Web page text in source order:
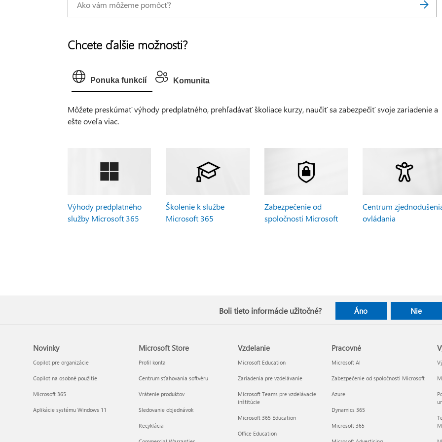
Chcete ďalšie možnosti?
Ponuka funkcií Komunita
Môžete preskúmať výhody predplatného, prehľadávať školiace kurzy, naučiť sa zabezpečiť svoje zariadenie a
ešte oveľa viac.
Výhody predplatného
služby Microsoft 365
Školenie k službe
Microsoft 365
Zabezpečenie od
spoločnosti Microsoft
Centrum
ovládania
Boli tieto informácie užitočné? Áno Nie
Novinky
Copilot pre organizácie
Copilot na osobné použitie
Microsoft 365
Aplikácie systému Windows 11
Microsoft Store
Profil konta
Centrum sťahovania softvéru
Vrátenie produktov
Sledovanie objednávok
Recyklácia
Vzdelanie
Microsoft Education
Zariadenia pre vzdelávanie
Microsoft Teams pre vzdelávacie
inštitúcie
Microsoft 365 Education
Office Education
Pracovné
Microsoft AI
Zabezpečenie od spoločnosti Microsoft
Azure
Dynamics 365
Microsoft 365